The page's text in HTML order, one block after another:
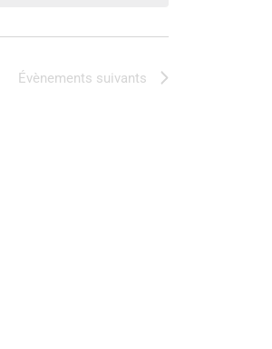
Évènements suivants